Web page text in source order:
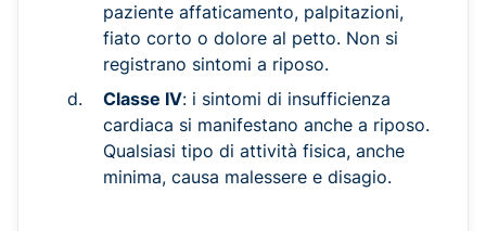
paziente affaticamento, palpitazioni,
fiato corto o dolore al petto. Non si
registrano sintomi a riposo.
Classe IV: i sintomi di insufficienza
cardiaca si manifestano anche a riposo.
Qualsiasi tipo di attività fisica, anche
minima, causa malessere e disagio.